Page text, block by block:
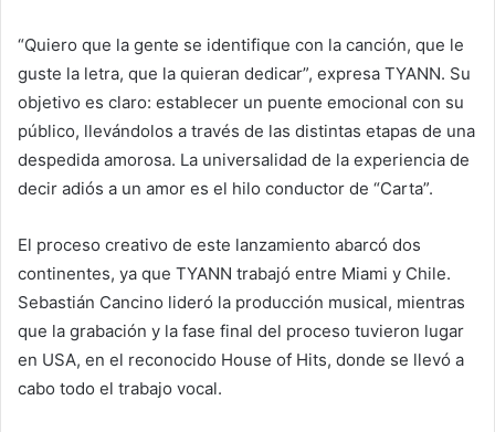
“Quiero que la gente se identifique con la canción, que le
guste la letra, que la quieran dedicar”, expresa TYANN. Su
objetivo es claro: establecer un puente emocional con su
público, llevándolos a través de las distintas etapas de una
despedida amorosa. La universalidad de la experiencia de
decir adiós a un amor es el hilo conductor de “Carta”.
El proceso creativo de este lanzamiento abarcó dos
continentes, ya que TYANN trabajó entre Miami y Chile.
Sebastián Cancino lideró la producción musical, mientras
que la grabación y la fase final del proceso tuvieron lugar
en USA, en el reconocido House of Hits, donde se llevó a
cabo todo el trabajo vocal.